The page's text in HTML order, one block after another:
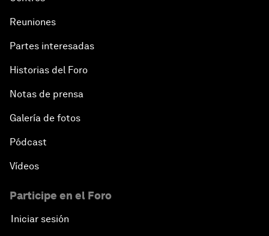
Reuniones
Partes interesadas
Historias del Foro
Notas de prensa
Galería de fotos
Pódcast
Vídeos
Participe en el Foro
Iniciar sesión